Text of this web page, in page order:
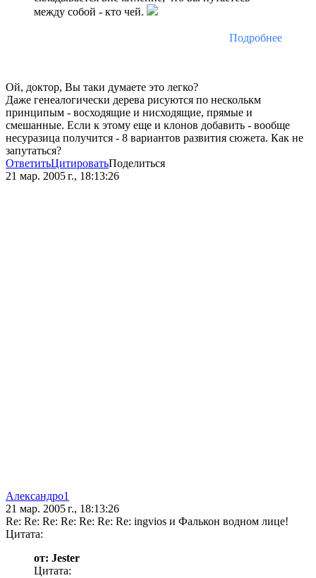
между собой - кто чей.
Подробнее
Ой, доктор, Вы таки думаете это легко?
Даже генеалогически дерева рисуются по несколькм
принципым - восходящие и нисходящие, прямые и
смешанные. Если к этому еще и клонов добавить - вообще
несуразица получится - 8 вариантов развития сюжета. Как не
запутаться?
ОтветитьЦитироватьПоделиться
21 мар. 2005 г., 18:13:26
Александро1
21 мар. 2005 г., 18:13:26
Re: Re: Re: Re: Re: Re: Re: ingvios и Фалькон водном лице!
Цитата:
от: Jester
Цитата: